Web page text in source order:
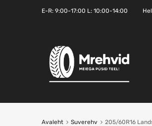
E-R: 9:00-17:00 L: 10:00-14:00
Avaleht Suverehv 205/60R16